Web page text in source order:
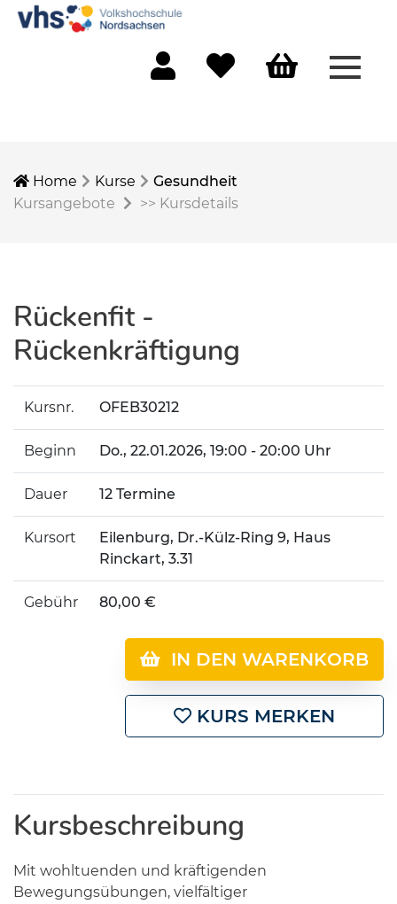
Home Kurse
Gesundheit
Kursangebote
>> Kursdetails
Rückenfit -
Rückenkräftigung
Kursnr. OFEB30212
Beginn Do., 22.01.2026, 19:00 - 20:00 Uhr
Dauer 12 Termine
Kursort
Eilenburg, Dr.-Külz-Ring 9, Haus
Rinckart, 3.31
Gebühr 80,00 €
IN DEN WARENKORB
KURS MERKEN
Kursbeschreibung
Mit wohltuenden und kräftigenden
Bewegungsübungen, vielfältiger